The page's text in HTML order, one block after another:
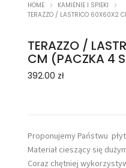
Princ Parket
HOME
KAMIENIE I SPIEKI
TERAZZO / LASTRICO 60X60X2
TERAZZO /
CM (PACZKA 4
392.00 zł
Proponujemy Państwu
Materiał cieszący się
Coraz chętniej